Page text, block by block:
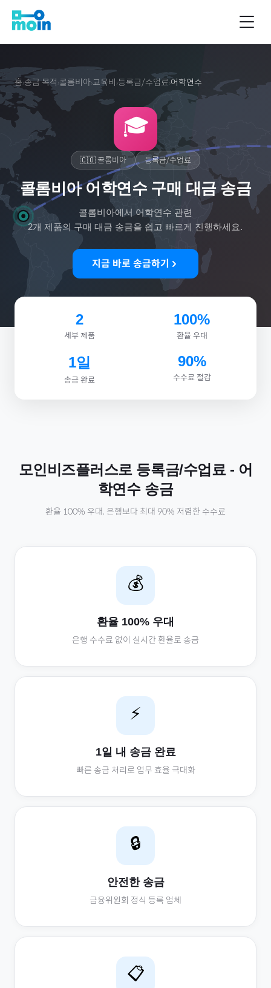
홈›송금 목적 ›콜롬비아›교육비 ›등록금/수업료›어학연수
🎓
🇨🇴콜롬비아 등록금/수업료
콜롬비아 어학연수 구매 대금 송금
콜롬비아에서 어학연수 관련
2개 제품의 구매 대금 송금을 쉽고 빠르게 진행하세요.
지금 바로 송금하기
2
세부 제품
100%
환율 우대
1일
송금 완료
90%
수수료 절감
모인비즈플러스로 등록금/수업료 - 어
학연수송금
환율 100% 우대, 은행보다 최대 90% 저렴한 수수료
💰
환율 100% 우대
은행 수수료 없이 실시간 환율로 송금
⚡
1일 내 송금 완료
빠른 송금 처리로 업무 효율 극대화
🔒
안전한 송금
금융위원회 정식 등록 업체
📋